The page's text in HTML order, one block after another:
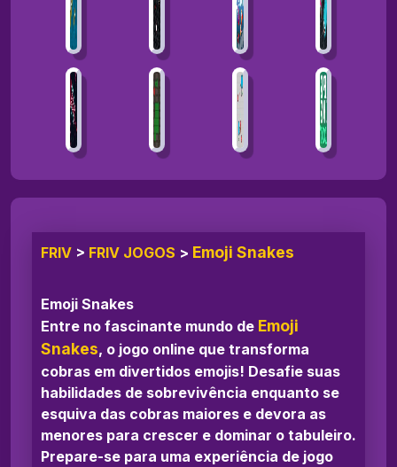
FRIV > FRIV JOGOS > Emoji Snakes
Emoji Snakes
Entre no fascinante mundo de Emoji
Snakes, o jogo online que transforma
cobras em divertidos emojis! Desafie suas
habilidades de sobrevivência enquanto se
esquiva das cobras maiores e devora as
menores para crescer e dominar o tabuleiro.
Prepare-se para uma experiência de jogo